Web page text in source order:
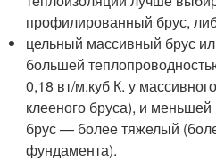
профилированный брус,
цельный массивный брус
большей
0,18 вт/м.куб К. у
клееного бруса), и
брус — более тяжелый
фундамента).